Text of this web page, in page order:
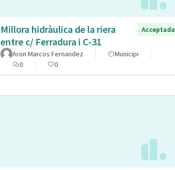
Millora hidràulica de la riera
entre c/ Ferradura i C-31
Acceptada
Aron Marcos Fernandez
Municipi
0
0